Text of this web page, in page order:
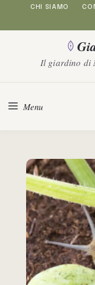
al
contenuto
CHI SIAMO
Il giardino di
Menu